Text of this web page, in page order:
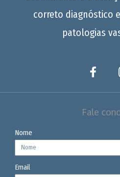
correto diagnóstico
patologias
Fale
Nome
Email